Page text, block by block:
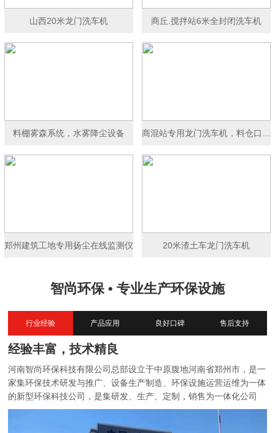
山西20米龙门洗车机 商丘.搅拌站6米全封闭洗车机
料棚雾森系统，水雾降尘设备 商混站专用龙门洗车机，料仓口洗车机
郑州建筑工地专用扬尘在线监测仪 20米渣土车龙门洗车机
智尚环保 • 专业生产环保设施
行业经验 产品应用 良好口碑 售后支持
经验丰富，技术精良
河南智尚环保科技有限公司总部设立于中原腹地河南省郑州市，是一
家集环保技术研发与推广、设备生产制造、环保设施运营运维为一体
的新型环保科技公司，是集研发、生产、定制，销售为一体化公司